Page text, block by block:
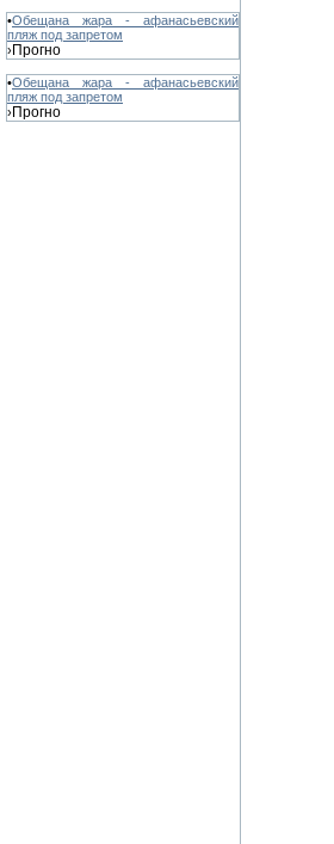
•Обещана жара - афанасьевский
пляж под запретом
›Прогно
•Обещана жара - афанасьевский
пляж под запретом
›Прогно